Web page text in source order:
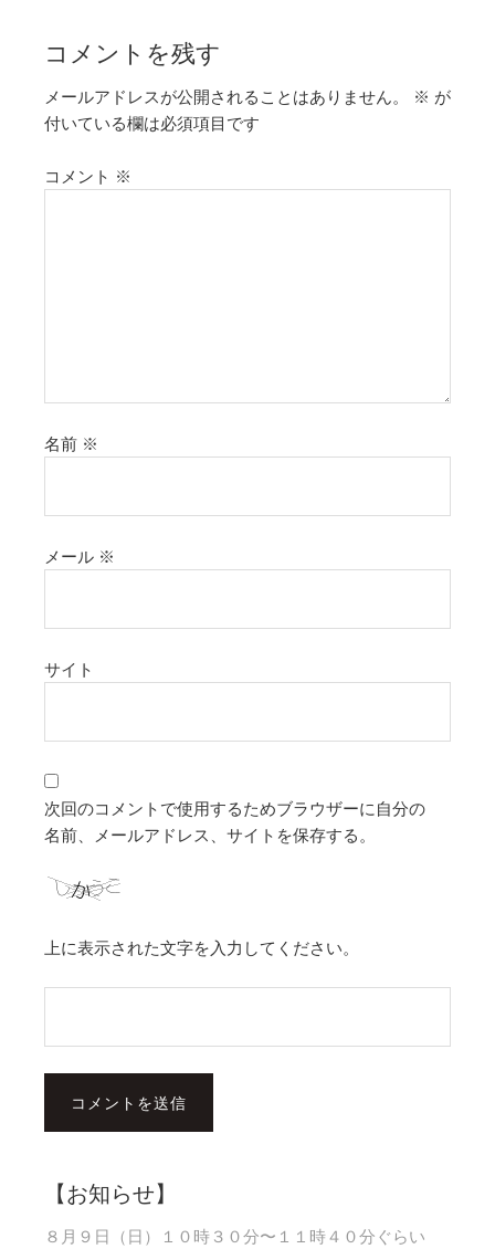
コメントを残す
メールアドレスが公開されることはありません。 ※ が
付いている欄は必須項目です
コメント ※
名前 ※
メール ※
サイト
次回のコメントで使用するためブラウザーに自分の
名前、メールアドレス、サイトを保存する。
上に表示された文字を入力してください。
【お知らせ】
８月９日（日）１０時３０分〜１１時４０分ぐらい